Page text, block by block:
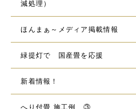
減処理）
ほんまぁ～メディア掲載情報
緑提灯で 国産畳を応援
新着情報！
へり付畳 施工例 ③